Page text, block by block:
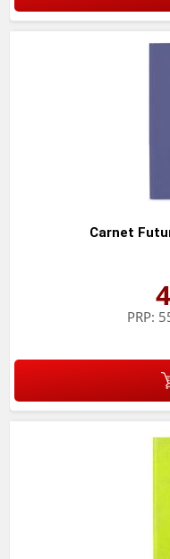
Carnet
PRP: